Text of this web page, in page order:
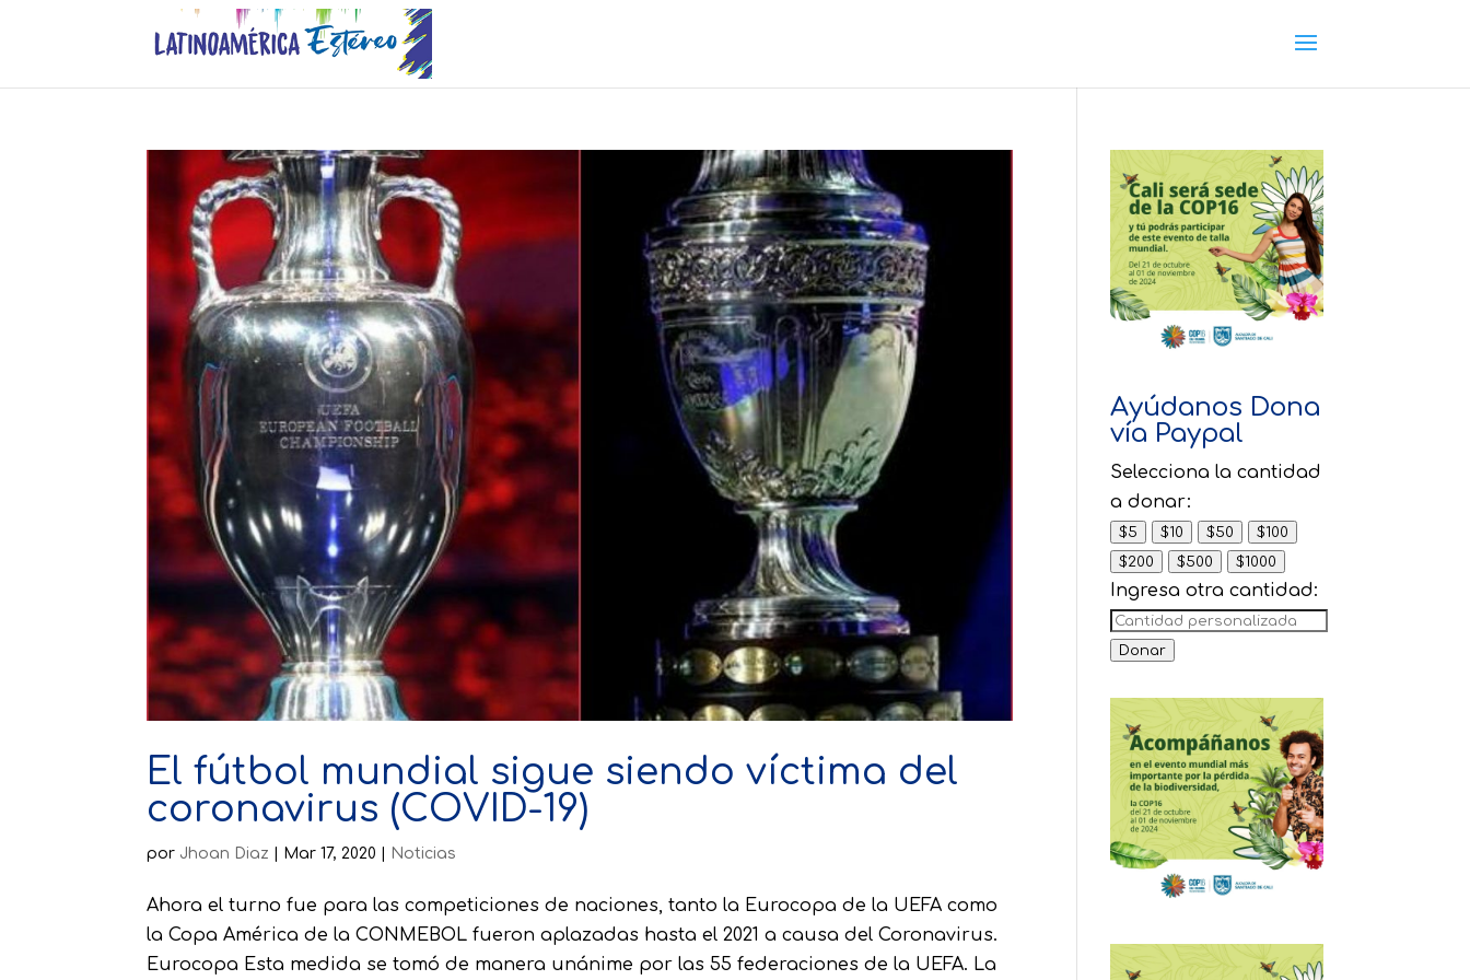
El fútbol mundial sigue siendo víctima del
coronavirus (COVID-19)
por Jhoan Diaz Mar 17, 2020 Noticias
Ahora el turno fue para las competiciones de naciones, tanto la Eurocopa de la UEFA como
la Copa América de la CONMEBOL fueron aplazadas hasta el 2021 a causa del Coronavirus.
Eurocopa Esta medida se tomó de manera unánime por las 55 federaciones de la UEFA. La
Ayúdanos Dona
vía Paypal
Selecciona la cantidad
a donar:
$5 $10 $50
$100
$200
$500 $1000
Ingresa otra cantidad:
Donar